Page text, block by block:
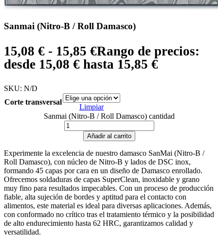
Sanmai (Nitro-B / Roll Damasco)
15,08 € - 15,85 €Rango de precios:
desde 15,08 € hasta 15,85 €
SKU: N/D
Corte transversal
Limpiar
Sanmai (Nitro-B / Roll Damasco) cantidad
Añadir al carrito
Experimente la excelencia de nuestro damasco SanMai (Nitro-B /
Roll Damasco), con núcleo de Nitro-B y lados de DSC inox,
formando 45 capas por cara en un diseño de Damasco enrollado.
Ofrecemos soldaduras de capas SuperClean, inoxidable y grano
muy fino para resultados impecables. Con un proceso de producción
fiable, alta sujeción de bordes y aptitud para el contacto con
alimentos, este material es ideal para diversas aplicaciones. Además,
con conformado no crítico tras el tratamiento térmico y la posibilidad
de alto endurecimiento hasta 62 HRC, garantizamos calidad y
versatilidad.